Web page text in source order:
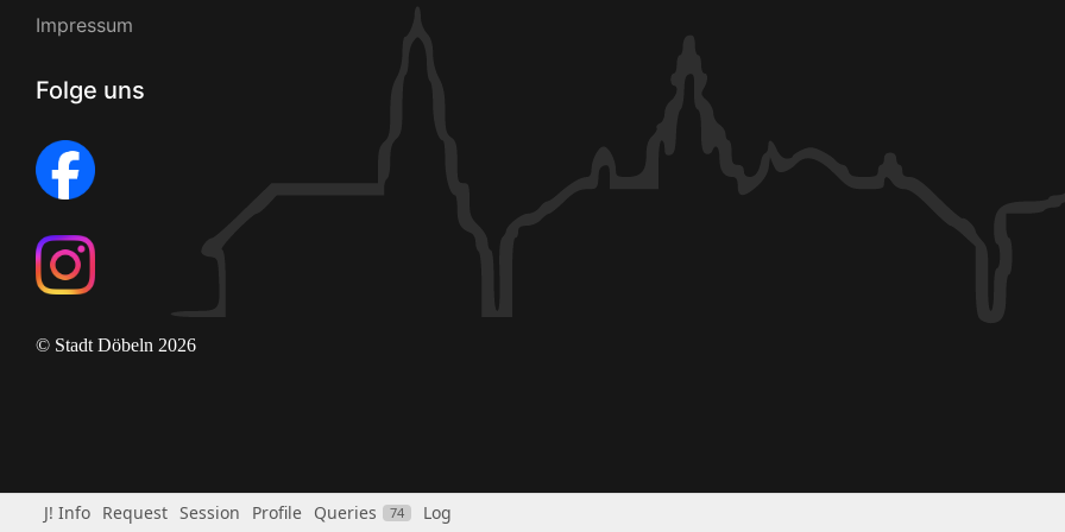
Impressum
Folge uns
© Stadt Döbeln 2026
J! Info Request Session Profile Queries 74 Log